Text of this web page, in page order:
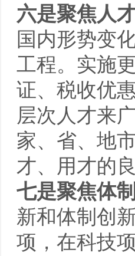
六是聚焦人
国内形势变
工程。实施
证、税收优
层次人才来
家、省、地
才、用才的
七是聚焦体
新和体制创
项，在科技